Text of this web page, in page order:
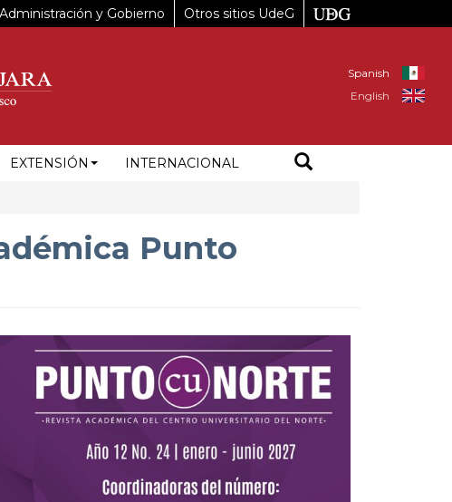
Administración y Gobierno Otros sitios UdeG
Spanish
English
EXTENSIÓN INTERNACIONAL
Punto